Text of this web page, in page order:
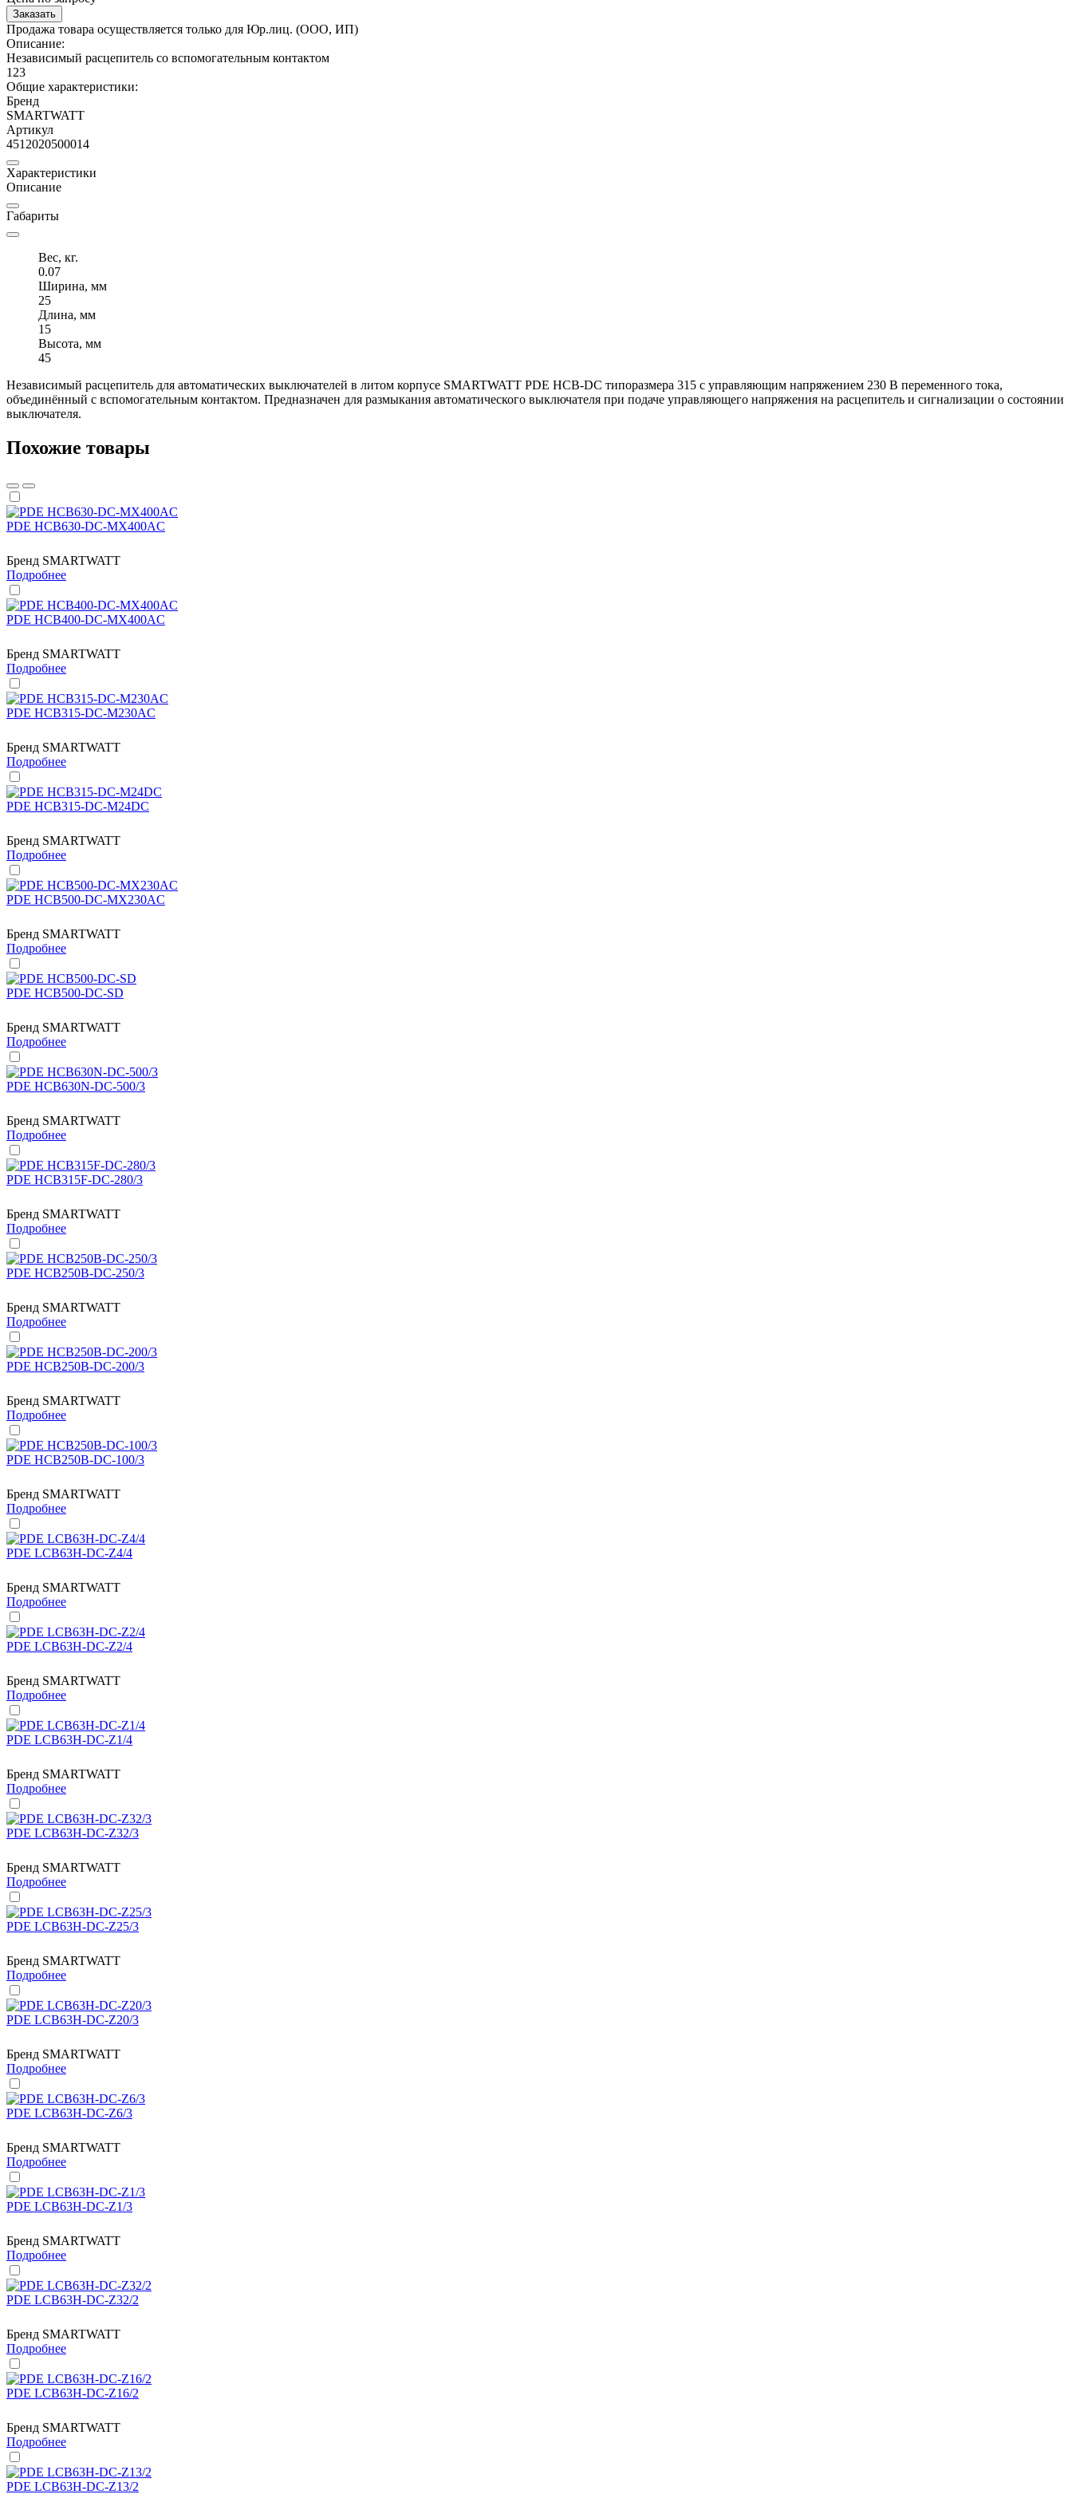
Заказать
Продажа товара осуществляется только для Юр.лиц. (ООО, ИП)
Описание:
Независимый расцепитель со вспомогательным контактом
123
Общие характеристики:
Бренд
SMARTWATT
Артикул
4512020500014
Характеристики
Описание
Габариты
Вес, кг.
0.07
Ширина, мм
25
Длина, мм
15
Высота, мм
45
Независимый расцепитель для автоматических выключателей в литом корпусе SMARTWATT PDE HCB-DC типоразмера 315 с управляющим напряжением 230 В переменного тока,
объединённый с вспомогательным контактом. Предназначен для размыкания автоматического выключателя при подаче управляющего напряжения на расцепитель и сигнализации о состоянии
выключателя.
Похожие товары
PDE HCB630-DC-MX400AC
Бренд SMARTWATT
Подробнее
PDE HCB400-DC-MX400AC
Бренд SMARTWATT
Подробнее
PDE HCB315-DC-M230AC
Бренд SMARTWATT
Подробнее
PDE HCB315-DC-M24DC
Бренд SMARTWATT
Подробнее
PDE HCB500-DC-MX230AC
Бренд SMARTWATT
Подробнее
PDE HCB500-DC-SD
Бренд SMARTWATT
Подробнее
PDE HCB630N-DC-500/3
Бренд SMARTWATT
Подробнее
PDE HCB315F-DC-280/3
Бренд SMARTWATT
Подробнее
PDE HCB250B-DC-250/3
Бренд SMARTWATT
Подробнее
PDE HCB250B-DC-200/3
Бренд SMARTWATT
Подробнее
PDE HCB250B-DC-100/3
Бренд SMARTWATT
Подробнее
PDE LCB63H-DC-Z4/4
Бренд SMARTWATT
Подробнее
PDE LCB63H-DC-Z2/4
Бренд SMARTWATT
Подробнее
PDE LCB63H-DC-Z1/4
Бренд SMARTWATT
Подробнее
PDE LCB63H-DC-Z32/3
Бренд SMARTWATT
Подробнее
PDE LCB63H-DC-Z25/3
Бренд SMARTWATT
Подробнее
PDE LCB63H-DC-Z20/3
Бренд SMARTWATT
Подробнее
PDE LCB63H-DC-Z6/3
Бренд SMARTWATT
Подробнее
PDE LCB63H-DC-Z1/3
Бренд SMARTWATT
Подробнее
PDE LCB63H-DC-Z32/2
Бренд SMARTWATT
Подробнее
PDE LCB63H-DC-Z16/2
Бренд SMARTWATT
Подробнее
PDE LCB63H-DC-Z13/2